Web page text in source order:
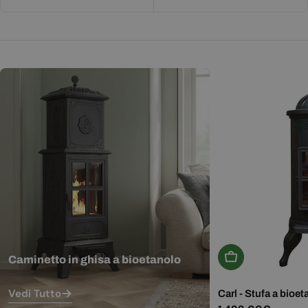
Caminetto in ghisa a bioetanolo
Vedi Tutto
Aggiungi Al
Carl - Stufa a